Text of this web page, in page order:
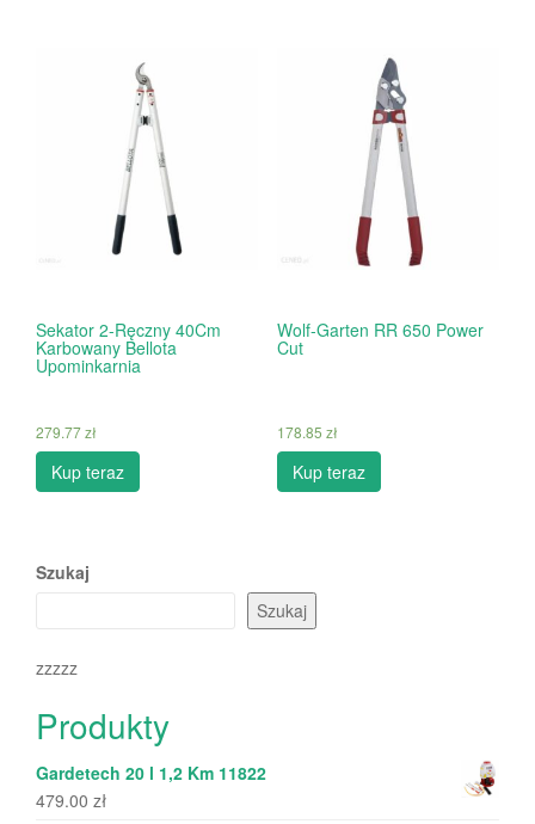
Sekator 2-Ręczny 40Cm
Karbowany Bellota
Upominkarnia
279.77zł
Kup teraz
Wolf-Garten RR 650 Power
Cut
178.85 zł
Kup teraz
Szukaj
Szukaj
zzzzz
Produkty
Gardetech 20 l 1,2 Km 11822
479.00 zł